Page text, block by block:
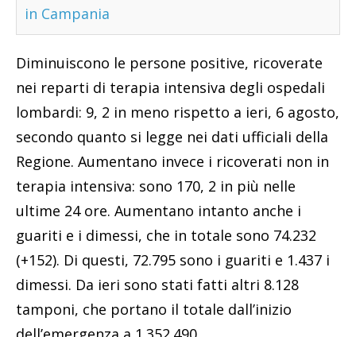
in Campania
Diminuiscono le persone positive, ricoverate
nei reparti di terapia intensiva degli ospedali
lombardi: 9, 2 in meno rispetto a ieri, 6 agosto,
secondo quanto si legge nei dati ufficiali della
Regione. Aumentano invece i ricoverati non in
terapia intensiva: sono 170, 2 in più nelle
ultime 24 ore. Aumentano intanto anche i
guariti e i dimessi, che in totale sono 74.232
(+152). Di questi, 72.795 sono i guariti e 1.437 i
dimessi. Da ieri sono stati fatti altri 8.128
tamponi, che portano il totale dall’inizio